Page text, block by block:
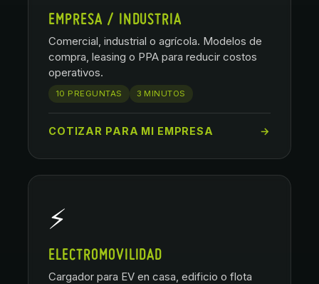
EMPRESA / INDUSTRIA
Comercial, industrial o agrícola. Modelos de
compra, leasing o PPA para reducir costos
operativos.
10 PREGUNTAS 3 MINUTOS
COTIZAR PARA MI EMPRESA →
⚡
ELECTROMOVILIDAD
Cargador para EV en casa, edificio o flota